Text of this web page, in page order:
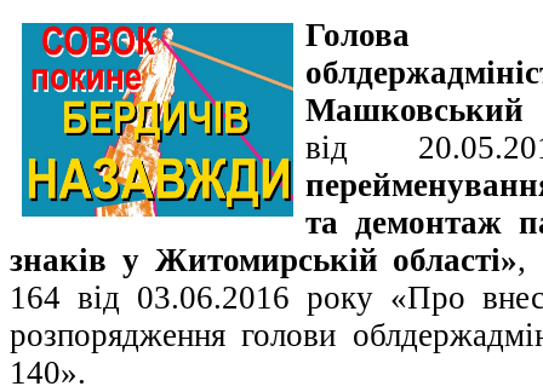
Голова
Машковський
від
та демонтаж
знаків у Житомирській області»,
164 від 03.06.2016 року «Про
розпорядження голови
140».